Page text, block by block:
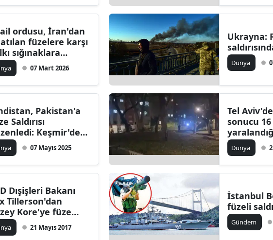
ordusu, İran'dan
füzelere karşı
sığınaklara
çağırdı
07 Mart 2026
Ukrayna:
Dünya
Pakistan'a
Saldırısı
Keşmir'de
Tırmanıyor
07 Mayıs 2025
Tel
sonucu
Dünya
Dışişleri Bakanı
Tillerson'dan
Kore'ye füze
çağrısı
21 Mayıs 2017
İstanbul
füzeli
Gündem